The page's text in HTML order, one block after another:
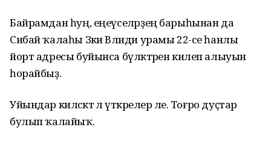
Байрамдан һуң, еңеүселәрҙең барыһынан да
Сибай ҡалаһы Зәки Вәлиди урамы 22-се һанлы
йорт адресы буйынса бүләктәрен килеп алыуын
һорайбыҙ.
Уйындар киләсәктә лә үткәрелер әле. Тоғро дуҫтар
булып ҡалайыҡ.